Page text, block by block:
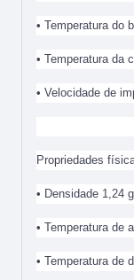
• Temperatura do
• Temperatura da
• Velocidade de
Propriedades
• Densidade 1,24
• Temperatura de
• Temperatura de